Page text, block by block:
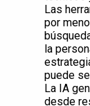
Las
por
la
puede
La IA
desde